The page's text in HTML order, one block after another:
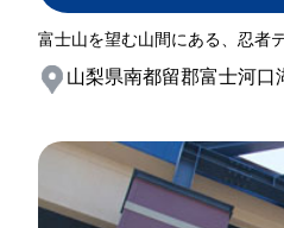
富士山を望む山間にある、忍者
山梨県南都留郡富士河口